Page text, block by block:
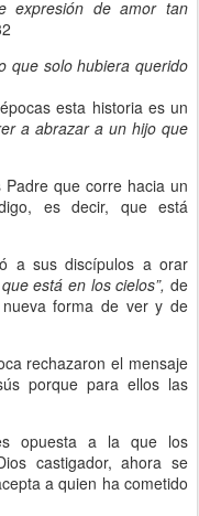
expresión de amor tan
que solo hubiera querido
esta historia es un
a abrazar a un hijo que
que corre hacia un
es decir, que está
a sus discípulos a orar
está en los cielos”, de
forma de ver y de
rechazaron el mensaje
porque para ellos las
opuesta a la que los
castigador, ahora se
a quien ha cometido